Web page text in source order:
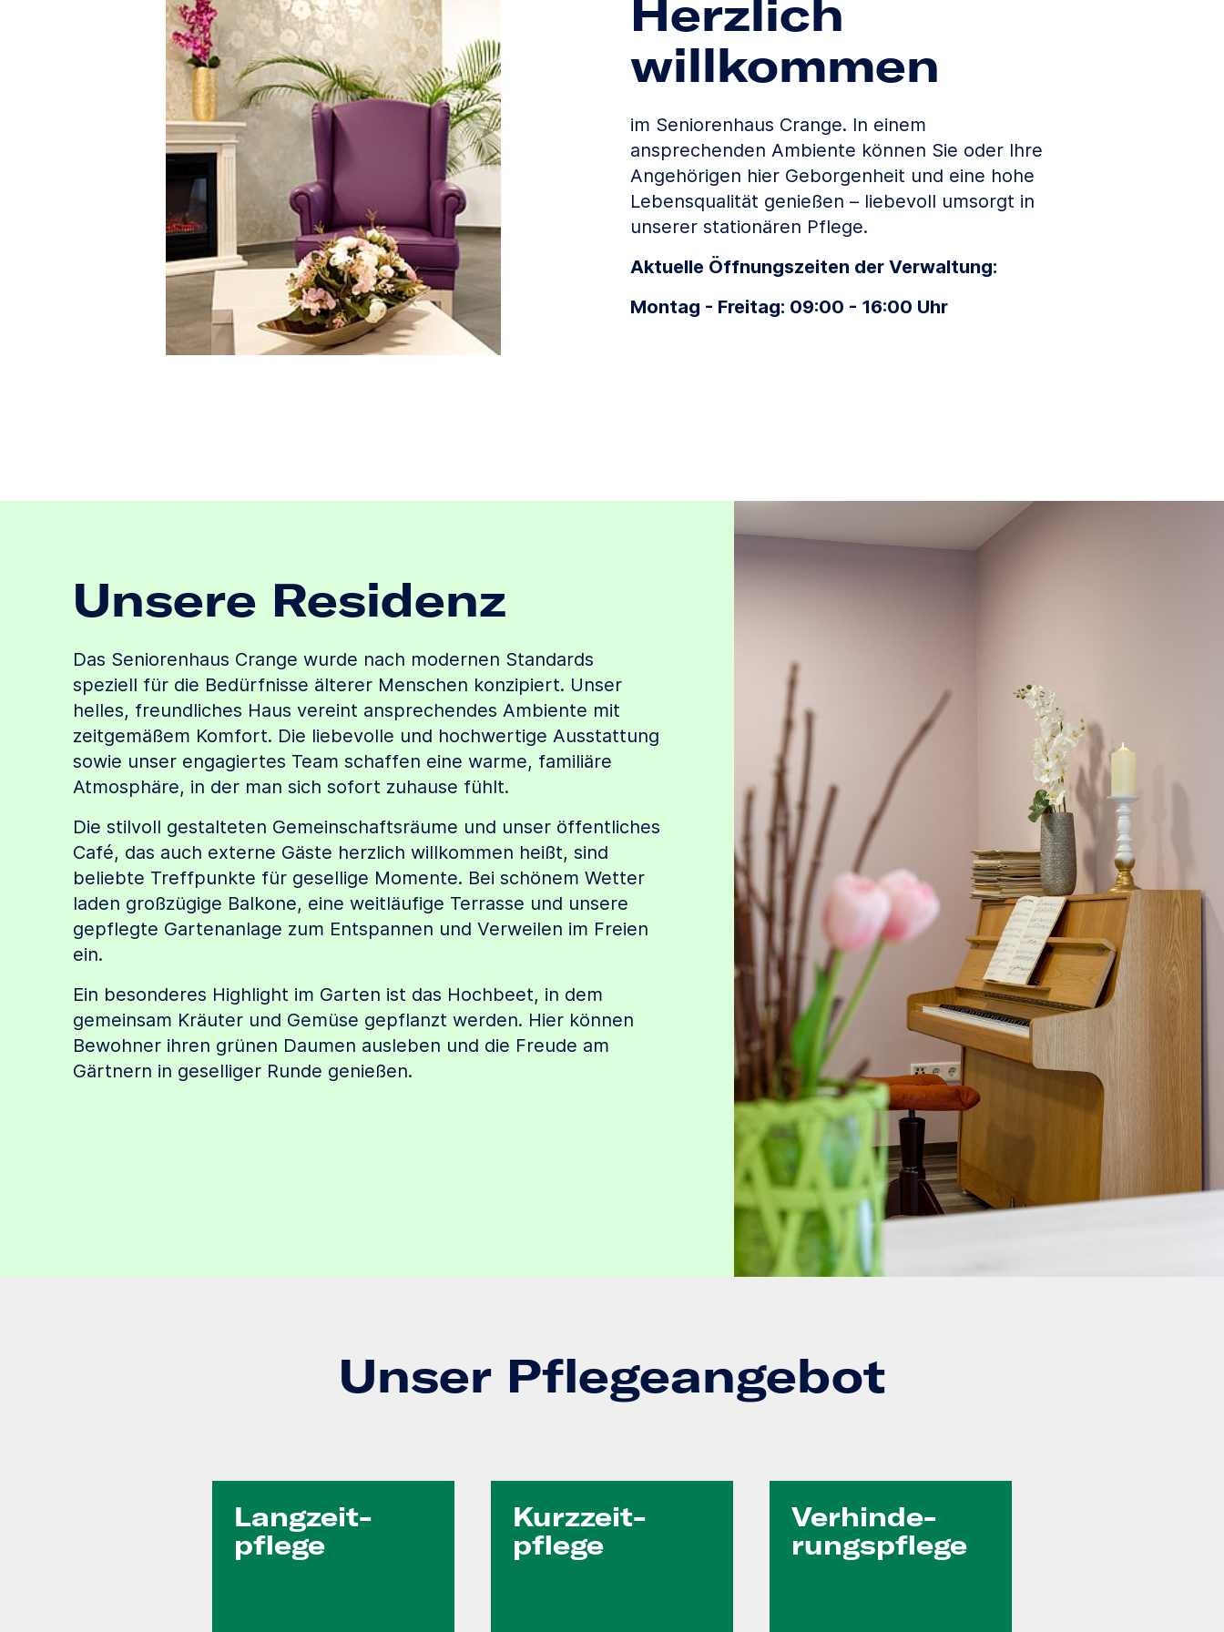
Herzlich
willkommen
im Seniorenhaus Crange. In einem
ansprechenden Ambiente können Sie oder Ihre
Angehörigen hier Geborgenheit und eine hohe
Lebensqualität genießen – liebevoll umsorgt in
unserer stationären Pflege.
Aktuelle Öffnungszeiten der Verwaltung:
Montag - Freitag: 09:00 - 16:00 Uhr
Unsere Residenz
Das Seniorenhaus Crange wurde nach modernen Standards
speziell für die Bedürfnisse älterer Menschen konzipiert. Unser
helles, freundliches Haus vereint ansprechendes Ambiente mit
zeitgemäßem Komfort. Die liebevolle und hochwertige Ausstattung
sowie unser engagiertes Team schaffen eine warme, familiäre
Atmosphäre, in der man sich sofort zuhause fühlt.
Die stilvoll gestalteten Gemeinschaftsräume und unser öffentliches
Café, das auch externe Gäste herzlich willkommen heißt, sind
beliebte Treffpunkte für gesellige Momente. Bei schönem Wetter
laden großzügige Balkone, eine weitläufige Terrasse und unsere
gepflegte Gartenanlage zum Entspannen und Verweilen im Freien
ein.
Ein besonderes Highlight im Garten ist das Hochbeet, in dem
gemeinsam Kräuter und Gemüse gepflanzt werden. Hier können
Bewohner ihren grünen Daumen ausleben und die Freude am
Gärtnern in geselliger Runde genießen.
Unser Pflegeangebot
Langzeit­
pflege
Kurzzeit­
pflege
Verhinde­
rungs­pflege